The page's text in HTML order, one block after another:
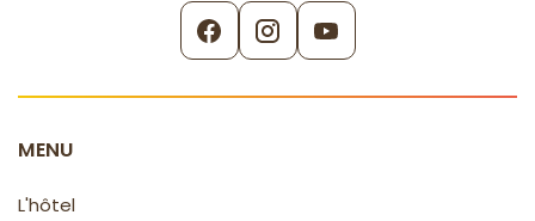
MENU
L'hôtel